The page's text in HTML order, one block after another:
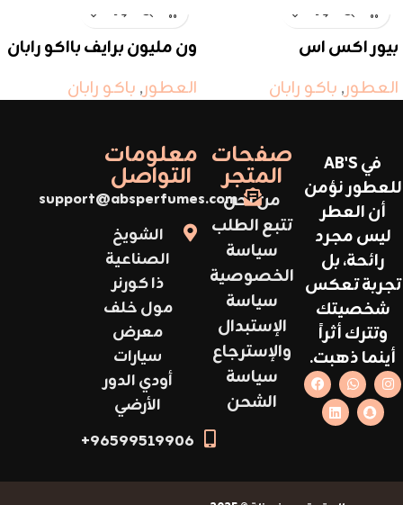
بيور اكس اس
العطور, باكو رابان
ون مليون برايف بااكو رابان
العطور, باكو رابان
في AB'S
للعطور نؤمن
أن العطر
ليس مجرد
رائحة، بل
تجربة تعكس
شخصيتك
وتترك أثراً
أينما ذهبت.
صفحات
المتجر
من نحن
تتبع الطلب
سياسة
الخصوصية
سياسة
الإستبدال
والإسترجاع
سياسة
الشحن
معلومات
التواصل
support@absperfumes.com
الشويخ
الصناعية
ذا كورنر
مول خلف
معرض
سيارات
أودي الدور
الأرضي
96599519906+